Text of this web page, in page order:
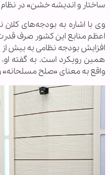
ساختار و اندیشه خشن» در
وی با اشاره به بودجه‌های
اعظم منابع این کشور صرف
افزایش بودجه نظامی به بیش از
همین رویکرد است. به گفته
واقع به معنای «صلح